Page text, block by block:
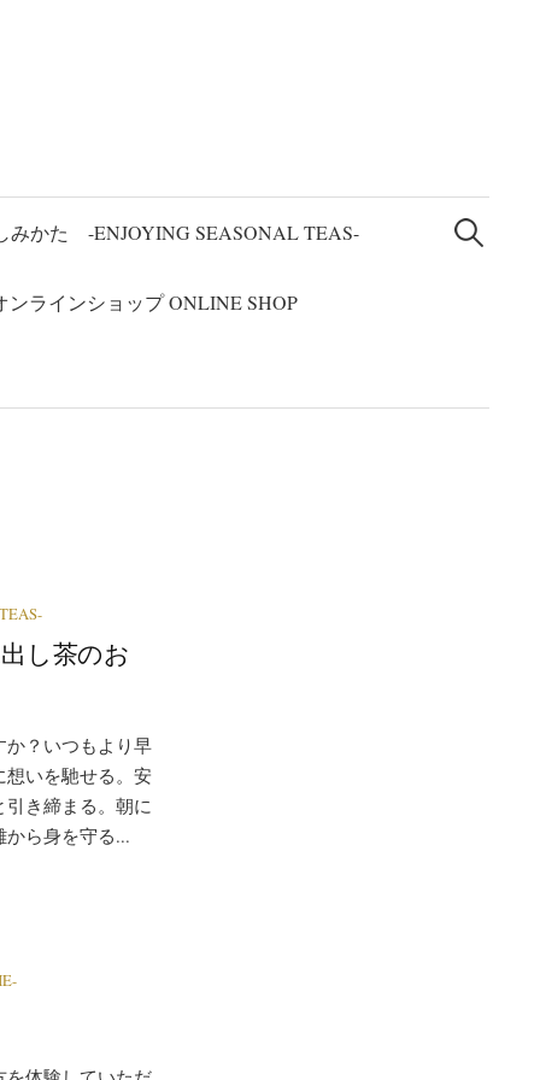
みかた -ENJOYING SEASONAL TEAS-
ンラインショップ ONLINE SHOP
索
し茶のお
か？いつもより早
いを馳せる。安
き締まる。朝に
ら身を守る...